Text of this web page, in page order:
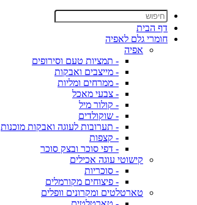
דף הבית
חומרי גלם לאפיה
אפיה
- תמציות טעם וסירופים
- מייצבים ואבקות
- ממרחים ומליות
- צבעי מאכל
- קולור מיל
- שוקולדים
- תערובות לעוגה ואבקות מוכנות
- קצפות
- דפי סוכר ובצק סוכר
קישוטי עוגה אכילים
- סוכריות
- פיצוחים מקורמלים
טארטלטים ומקרונים וופלים